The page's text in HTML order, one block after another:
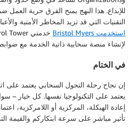
للإبداع. هذا النهج يمنح الفرق حرية
التقنيات التي قد تزيد المخاطر الأمنية
استخدمت Bristol Myers
لإنشاء منصة سحابية ذاتية الخدمة مع
في الختام
إن نجاح رحلة التحول السحابي يعتمد على
يعتمد على التكنولوجيا نفسها. كل خيار –
إعادة الهيكلة، المركزية أو اللامركزية،
تأثير مباشر على سرعة ابتكاركم والقيمة